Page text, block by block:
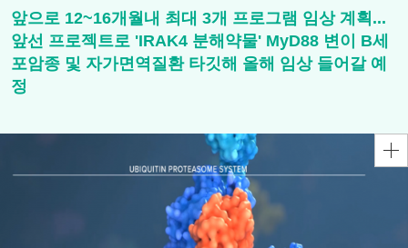
앞으로 12~16개월내 최대 3개 프로그램 임상 계획...
앞선 프로젝트로 'IRAK4 분해약물' MyD88 변이 B세
포암종 및 자가면역질환 타깃해 올해 임상 들어갈 예
정